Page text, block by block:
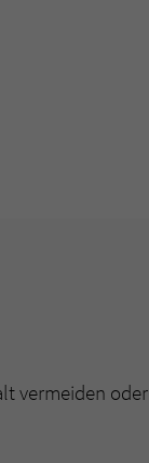
vermeiden oder